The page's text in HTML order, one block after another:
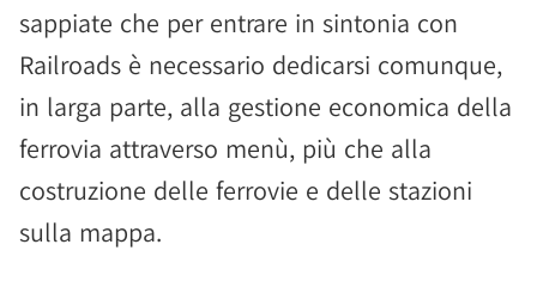
sappiate che per entrare in sintonia con
Railroads è necessario dedicarsi comunque,
in larga parte, alla gestione economica della
ferrovia attraverso menù, più che alla
costruzione delle ferrovie e delle stazioni
sulla mappa.